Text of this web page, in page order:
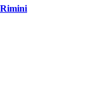
Rimini